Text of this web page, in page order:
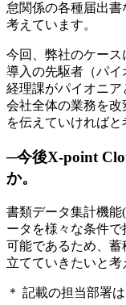
怠関係の各種届出
考えています。
今回、弊社のケー
導入の先駆者（パ
経理課がパイオニ
会社全体の業務を
を伝えていければと
─今後X-point
か。
書類データ集計機
ータを様々な条件
可能であるため、
立てていきたいと考
＊ 記載の担当部署